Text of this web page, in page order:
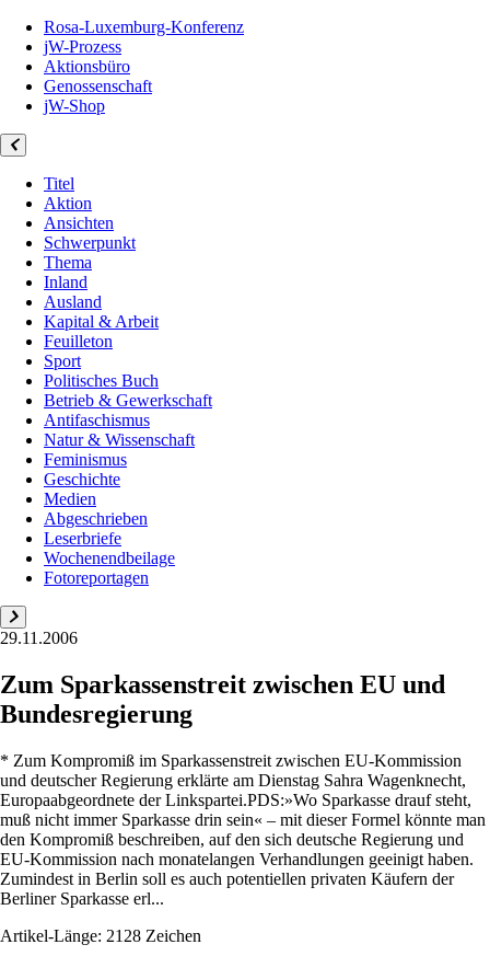
Rosa-Luxemburg-Konferenz
jW-Prozess
Aktionsbüro
Genossenschaft
jW-Shop
Titel
Aktion
Ansichten
Schwerpunkt
Thema
Inland
Ausland
Kapital & Arbeit
Feuilleton
Sport
Politisches Buch
Betrieb & Gewerkschaft
Antifaschismus
Natur & Wissenschaft
Feminismus
Geschichte
Medien
Abgeschrieben
Leserbriefe
Wochenendbeilage
Fotoreportagen
29.11.2006
Zum Sparkassenstreit zwischen EU und
Bundesregierung
* Zum Kompromiß im Sparkassenstreit zwischen EU-Kommission
und deutscher Regierung erklärte am Dienstag Sahra Wagenknecht,
Europaabgeordnete der Linkspartei.PDS:»Wo Sparkasse drauf steht,
muß nicht immer Sparkasse drin sein« – mit dieser Formel könnte man
den Kompromiß beschreiben, auf den sich deutsche Regierung und
EU-Kommission nach monatelangen Verhandlungen geeinigt haben.
Zumindest in Berlin soll es auch potentiellen privaten Käufern der
Berliner Sparkasse erl...
Artikel-Länge: 2128 Zeichen